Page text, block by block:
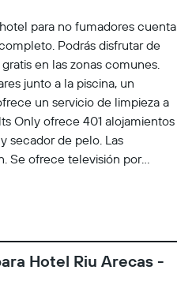
para no fumadores cuenta
Podrás disfrutar de
en las zonas comunes.
junto a la piscina, un
un servicio de limpieza a
Only ofrece 401 alojamientos
secador de pelo. Las
Se ofrece televisión por
a nuestro acceso a Internet
todos los días y es
hay 3 piscinas al aire libre
Se pueden practicar las
que se indican más abajo
Hotel Riu Arecas -